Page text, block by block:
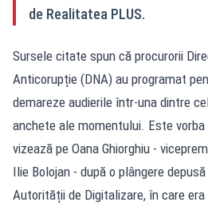
de Realitatea PLUS.
Sursele citate spun că procurorii
Anticorupție (DNA) au programat
demareze audierile într-una dintre
anchete ale momentului. Este
vizează pe Oana Ghiorghiu -
Ilie Bolojan - după o plângere
Autorității de Digitalizare, în care